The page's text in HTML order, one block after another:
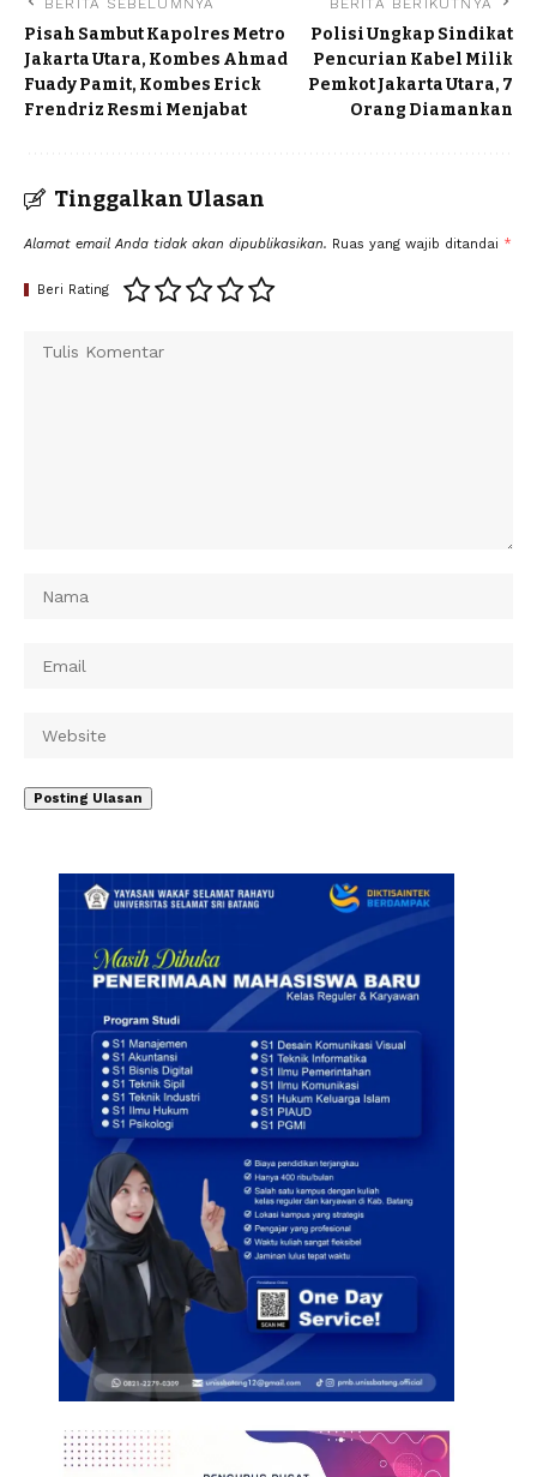
Pisah Sambut Kapolres Metro
Jakarta Utara, Kombes Ahmad
Fuady Pamit, Kombes Erick
Frendriz Resmi Menjabat
Polisi Ungkap Sindikat
Pencurian Kabel Milik
Pemkot Jakarta Utara, 7
Orang Diamankan
Tinggalkan Ulasan
Alamat email Anda tidak akan dipublikasikan. Ruas yang wajib ditandai *
Beri Rating